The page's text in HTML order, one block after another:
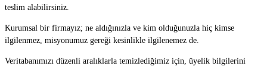
teslim alabilirsiniz.
Kurumsal bir firmayız; ne aldığınızla ve kim olduğunuzla hiç kimse
ilgilenmez, misyonumuz gereği kesinlikle ilgilenemez de.
Veritabanımızı düzenli aralıklarla temizlediğimiz için, üyelik bilgilerini